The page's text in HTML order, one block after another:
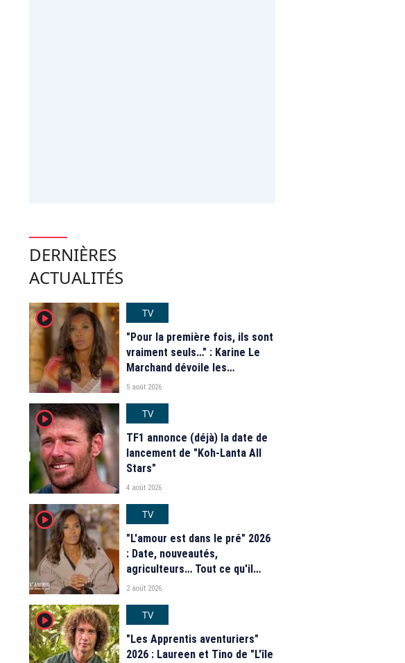
DERNIÈRES
ACTUALITÉS
player2
TV
"Pour la première fois, ils sont
vraiment seuls…" : Karine Le
Marchand dévoile les
nouveautés des speed dating
2026
5 août 2026
player2
TV
TF1 annonce (déjà) la date de
lancement de "Koh-Lanta All
Stars"
4 août 2026
player2
TV
"L'amour est dans le pré" 2026
: Date, nouveautés,
agriculteurs… Tout ce qu'il
faut savoir sur la saison 21 du
2 août 2026
player2
TV
"Les Apprentis aventuriers"
2026 : Laureen et Tino de "L'île